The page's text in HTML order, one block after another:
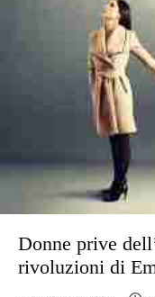
Donne prive
rivoluzioni di